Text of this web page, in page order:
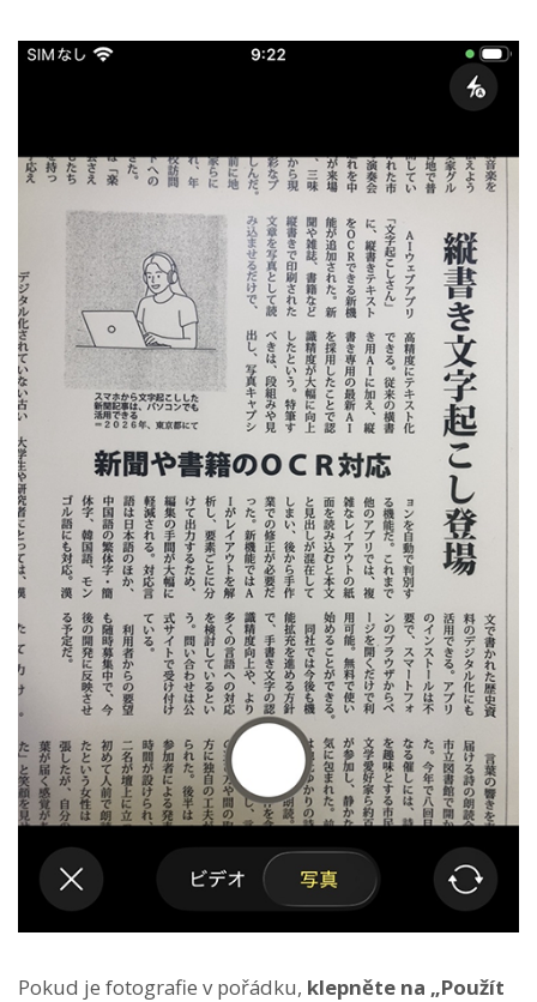
Pokud je fotografie v pořádku, klepněte na „Použít